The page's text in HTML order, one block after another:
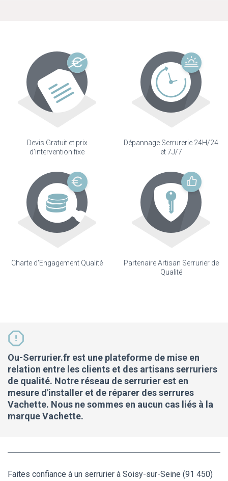
Devis Gratuit et prix
d'intervention fixe
Dépannage Serrurerie 24H/24
et 7J/7
Charte d'Engagement Qualité
Partenaire Artisan Serrurier de
Qualité
Ou-Serrurier.fr est une plateforme de mise en
relation entre les clients et des artisans serruriers
de qualité. Notre réseau de serrurier est en
mesure d'installer et de réparer des serrures
Vachette. Nous ne sommes en aucun cas liés à la
marque Vachette.
Faites confiance à un serrurier à Soisy-sur-Seine (91 450)